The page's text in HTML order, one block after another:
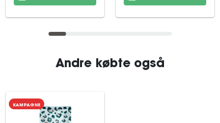
Andre købte også
KAMPAGNE